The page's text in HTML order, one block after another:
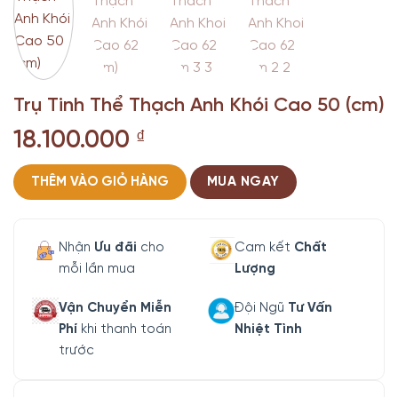
Trụ Tinh Thể Thạch Anh Khói Cao 50 (cm)
18.100.000 ₫
THÊM VÀO GIỎ HÀNG MUA NGAY
Nhận Ưu đãi cho
mỗi lần mua
Cam kết Chất
Lượng
Vận Chuyển Miễn
Phí khi thanh toán
trước
Đội Ngũ Tư Vấn
Nhiệt Tình